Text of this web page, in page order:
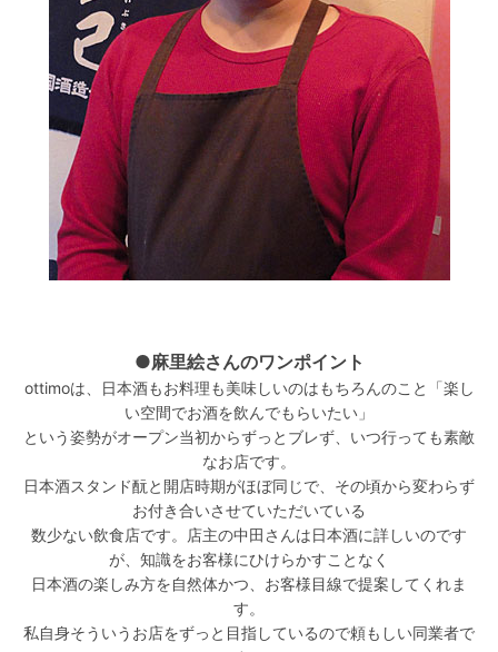
●麻里絵さんのワンポイント
ottimoは、日本酒もお料理も美味しいのはもちろんのこと「楽し
い空間でお酒を飲んでもらいたい」
という姿勢がオープン当初からずっとブレず、いつ行っても素敵
なお店です。
日本酒スタンド酛と開店時期がほぼ同じで、その頃から変わらず
お付き合いさせていただいている
数少ない飲食店です。店主の中田さんは日本酒に詳しいのです
が、知識をお客様にひけらかすことなく
日本酒の楽しみ方を自然体かつ、お客様目線で提案してくれま
す。
私自身そういうお店をずっと目指しているので頼もしい同業者で